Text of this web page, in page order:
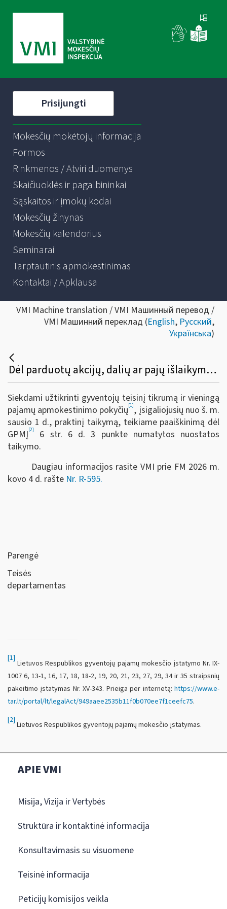
Prisijungti
Mokesčių mokėtojų informacija
Formos
Rinkmenos / Atviri duomenys
Skaičiuoklės ir pagalbininkai
Sąskaitos ir įmokų kodai
Mokesčių žinynas
Mokesčių kalendorius
Seminarai
Tarptautinis apmokestinimas
Kontaktai / Apklausa
VMI Machine translation / VMI Машинный перевод /
VMI Машинний переклад (English, Русский,
Українська)
Dėl parduotų akcijų, dalių ar pajų išlaikymo termino taikymo vieneto pertvarkymo atveju
Siekdami užtikrinti gyventojų teisinį tikrumą ir vieningą
pajamų apmokestinimo pokyčių[1], įsigaliojusių nuo š. m.
sausio 1 d., praktinį taikymą, teikiame paaiškinimą dėl
GPMĮ[2]
6 str. 6 d. 3 punkte numatytos nuostatos
taikymo.
Daugiau informacijos rasite VMI prie FM 2026 m.
kovo 4 d. rašte Nr. R-595.
Parengė
Teisės
departamentas
[1]
Lietuvos Respublikos gyventojų pajamų mokesčio įstatymo Nr. IX-
1007 6, 13-1, 16, 17, 18, 18-2, 19, 20, 21, 23, 27, 29, 34 ir 35 straipsnių
pakeitimo įstatymas Nr. XV-343. Prieiga per internetą: https://www.e-
tar.lt/portal/lt/legalAct/949aaee2535b11f0b070ee7f1ceefc75.
[2]
Lietuvos Respublikos gyventojų pajamų mokesčio įstatymas.
APIE VMI
Misija, Vizija ir Vertybės
Struktūra ir kontaktinė informacija
Konsultavimasis su visuomene
Teisinė informacija
Peticijų komisijos veikla